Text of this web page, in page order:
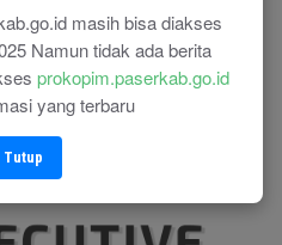
masih bisa diakses
Namun tidak ada berita
prokopim.paserkab.go.id
yang terbaru
Tutup